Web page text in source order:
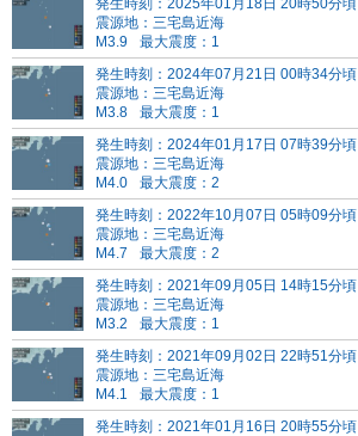
発生時刻：2025年01月18日 20時50分頃
震源地：三宅島近海
M3.9
最大震度：1
発生時刻：2024年07月21日 00時34分頃
震源地：三宅島近海
M3.8
最大震度：1
発生時刻：2024年01月17日 07時39分頃
震源地：三宅島近海
M4.0
最大震度：2
発生時刻：2022年10月07日 05時09分頃
震源地：三宅島近海
M4.7
最大震度：2
発生時刻：2021年09月05日 14時15分頃
震源地：三宅島近海
M3.2
最大震度：1
発生時刻：2021年09月02日 22時51分頃
震源地：三宅島近海
M4.1
最大震度：1
発生時刻：2021年01月16日 20時55分頃